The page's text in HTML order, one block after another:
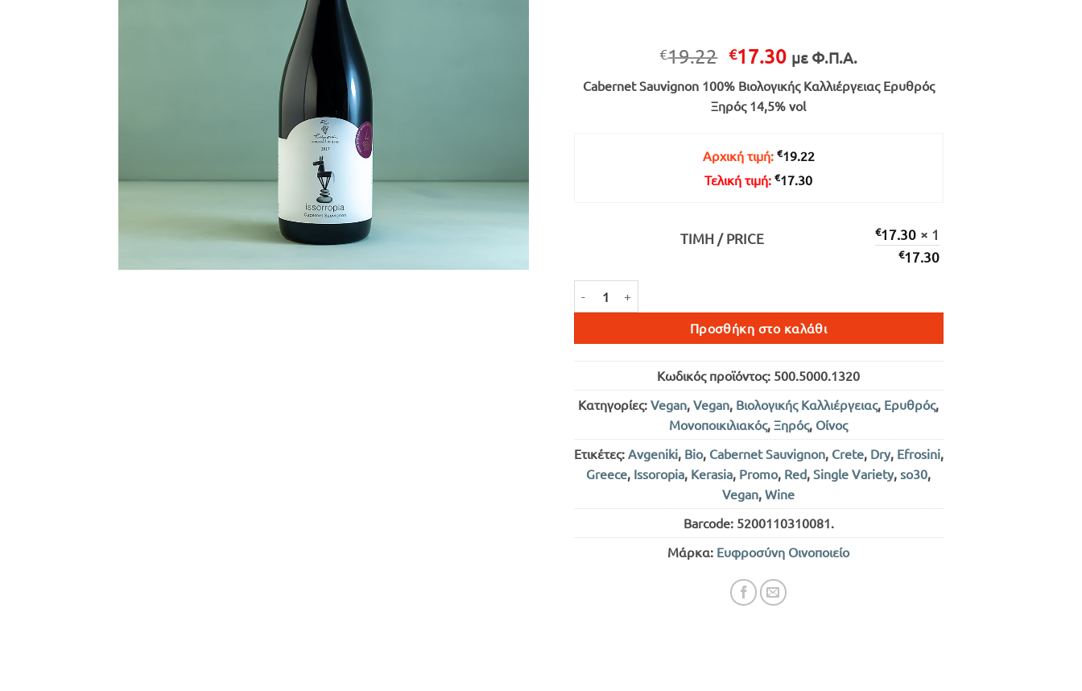
€19.22 Original
price
was:
€19.22.
€17.30Η
τρέχουσα
τιμή
είναι:
με Φ.Π.Α.
Cabernet Sauvignon 100% Βιολογικής Καλλιέργειας Ερυθρός
Ξηρός 14,5% vol
Αρχική τιμή: €19.22
Τελική τιμή: €17.30
ΤΙΜΉ / PRICE €17.30 × 1
€17.30
Προσθήκη στο καλάθι
Κωδικός προϊόντος: 500.5000.1320
Κατηγορίες: Vegan, Vegan, Βιολογικής Καλλιέργειας, Ερυθρός,
Μονοποικιλιακός, Ξηρός, Οίνος
Ετικέτες: Avgeniki, Bio, Cabernet Sauvignon, Crete, Dry, Efrosini,
Greece, Issoropia, Kerasia, Promo, Red, Single Variety, so30,
Vegan, Wine
Barcode: 5200110310081.
Μάρκα: Ευφροσύνη Οινοποιείο